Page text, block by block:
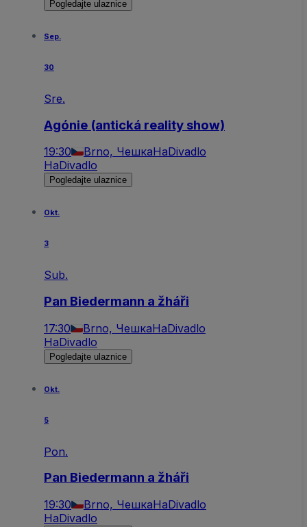
Pogledajte ulaznice
Sep.
30
Sre.
Agónie (antická reality show)
19:30 Brno, ЧешкаHaDivadlo
HaDivadlo
Pogledajte ulaznice
Okt.
3
Sub.
Pan Biedermann a žháři
17:30 Brno, ЧешкаHaDivadlo
HaDivadlo
Pogledajte ulaznice
Okt.
5
Pon.
Pan Biedermann a žháři
19:30 Brno, ЧешкаHaDivadlo
HaDivadlo